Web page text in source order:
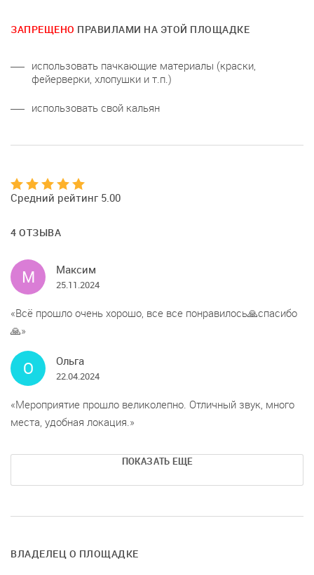
ЗАПРЕЩЕНО ПРАВИЛАМИ НА ЭТОЙ ПЛОЩАДКЕ
использовать пачкающие материалы (краски,
фейерверки, хлопушки и т.п.)
использовать свой кальян
Средний рейтинг 5.00
4 ОТЗЫВА
М Максим
25.11.2024
Всё прошло очень хорошо, все все понравилось🙏спасибо
🙏
О Ольга
22.04.2024
Мероприятие прошло великолепно. Отличный звук, много
места, удобная локация.
ПОКАЗАТЬ ЕЩЕ
ВЛАДЕЛЕЦ О ПЛОЩАДКЕ